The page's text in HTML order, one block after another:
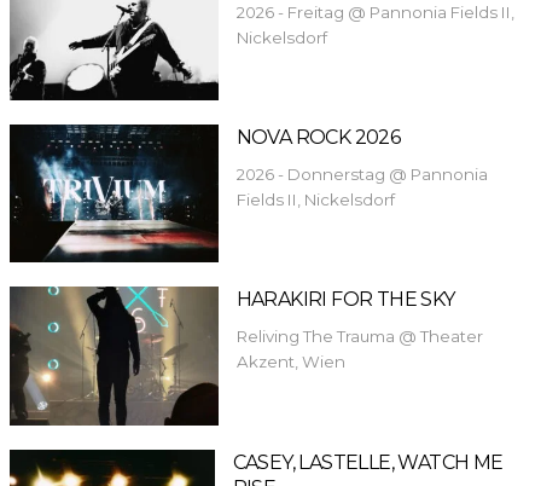
2026 - Freitag @ Pannonia Fields II,
Nickelsdorf
NOVA ROCK 2026
2026 - Donnerstag @ Pannonia
Fields II, Nickelsdorf
HARAKIRI FOR THE SKY
Reliving The Trauma @ Theater
Akzent, Wien
CASEY, LASTELLE, WATCH ME